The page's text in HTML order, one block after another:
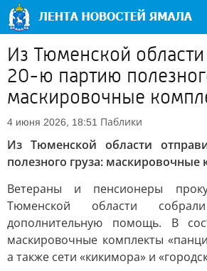
Из Тюменской
20-ю партию
маскировочные
4 июня 2026, 18:51 Паблики
Из Тюменской области
полезного груза: маскировочные
Ветераны и пенсионеры
Тюменской области
дополнительную помощь. В
маскировочные комплекты
а также сети «кикимора» и